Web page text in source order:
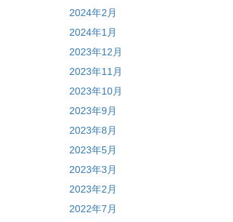
2024年2月
2024年1月
2023年12月
2023年11月
2023年10月
2023年9月
2023年8月
2023年5月
2023年3月
2023年2月
2022年7月